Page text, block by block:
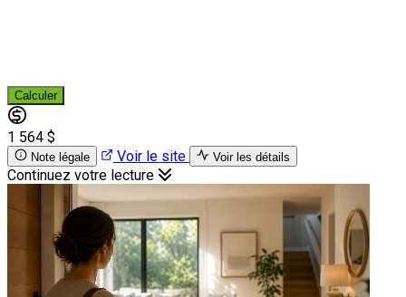
Calculer
1 564 $
Note légale Voir le site Voir les détails
Continuez votre lecture